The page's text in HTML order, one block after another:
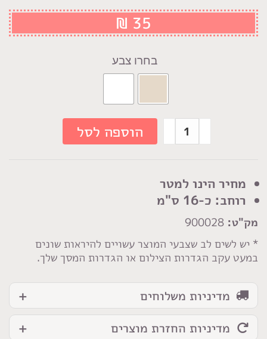
מחיר הינו למטר
רוחב: כ-16 ס"מ
מק"ט:
* יש לשים לב שצבעי המוצר עשויים להיראות שונים
במעט עקב הגדרות הצילום או הגדרות המסך שלך.
₪ 35
צבע
כמות
של
כותנה
2
קומות
לבן/טבעי
16
ס"מ
הוספה לסל
מדיניות משלוחים
מדיניות החזרת מוצרים